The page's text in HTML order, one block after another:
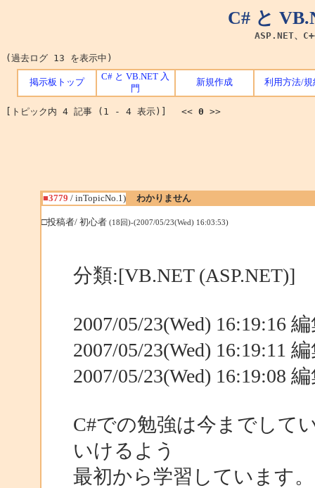
C# と
ASP.NET、
(過去ログ 13 を表示中)
掲示板トップ
C# と VB.NET 入
門
新規作成 利用方法/規
[トピック内 4 記事 (1 - 4 表示)] << 0 >>
■3779 / inTopicNo.1) わかりません
□投稿者/ 初心者 (18回)-(2007/05/23(Wed) 16:03:53)
分類:[VB.NET (ASP.NET)]
2007/05/23(Wed) 16:19:16
2007/05/23(Wed) 16:19:11
2007/05/23(Wed) 16:19:08
C#での勉強は今までして
いけるよう
最初から学習しています。